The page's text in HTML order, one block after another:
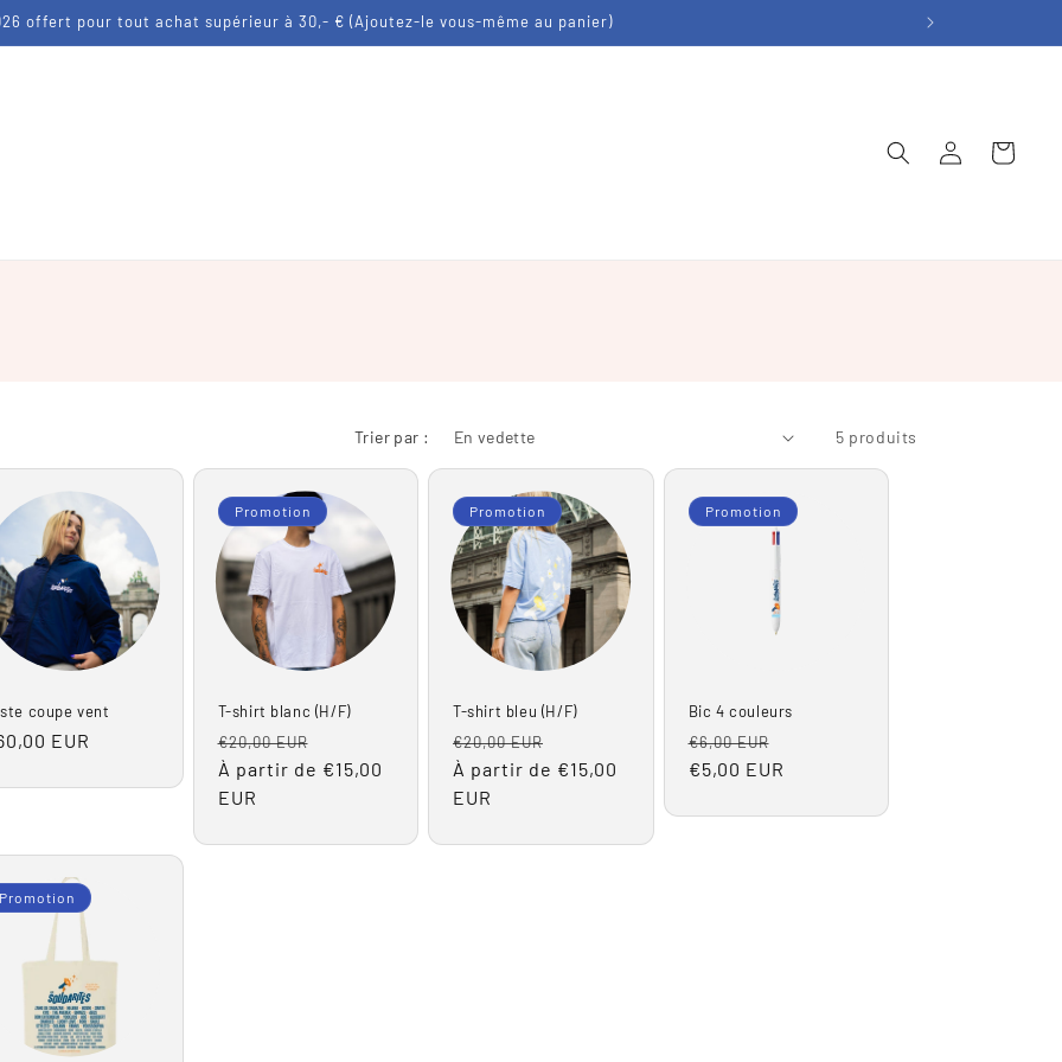
offert pour tout achat supérieur à 30,- € (Ajoutez-le vous-même au panier)
ConnexionPanier
Trier par : 5 produits
coupe vent
EUR
Promotion
T-shirt blanc (H/F)
Prix
habituel
€20,00 EUR
promotionnel
À partir de €15,00
EUR
Promotion
T-shirt bleu (H/F)
Prix
habituel
€20,00 EUR
promotionnel
À partir de €15,00
EUR
Promotion
Bic 4 couleurs
Prix
habituel
€6,00 EUR
promotionnel
€5,00 EUR
Promotion